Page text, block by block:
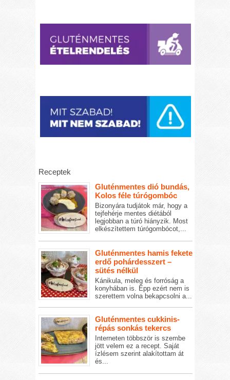
Receptek
Gluténmentes dió bundás,
Kolos féle túrógombóc
Bizonyára tudjátok már, hogy a
tejfehérje mentes diétából
legjobban a túró hiányzik. Most
elkészítettem túrógombócot,...
Gluténmentes hamis fekete
erdő pohárdesszert –
sütés nélkül
Kánikula, meleg és forróság a
konyhában is. Épp ezért nem is
szerettem volna bekapcsolni a...
Gluténmentes cukkinis-
répás sonkás tekercs
Interneten többször is szembe
jött velem ez a recept. Saját
ízlésem szerint alakítottam át
és...